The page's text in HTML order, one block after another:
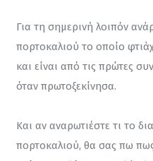
Για τη σημερινή λοιπόν
πορτοκαλιού το οποίο
και είναι από τις πρώτες
όταν πρωτοξεκίνησα.
Και αν αναρωτιέστε τι το
πορτοκαλιού, θα σας πω πως,